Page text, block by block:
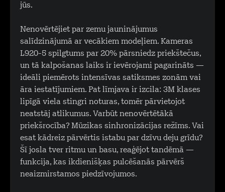
jūs.
Nenovērtējiet par zemu jauninājumus
salīdzinājumā ar vecākiem modeļiem. Kameras
L920-5 spilgtums par 20% pārsniedz priekštečus,
un tā kalpošanas laiks ir ievērojami pagarināts —
ideāli piemērots intensīvas satiksmes zonām vai
āra iestatījumiem. Pat līmjava ir izcila: 3M klases
lipīgā viela stingri noturas, tomēr pārvietojot
neatstāj atlikumus. Varbūt nenovērtētākā
priekšrocība? Mūzikas sinhronizācijas režīms. Vai
esat kādreiz pārvērtis istabu par dzīvu deju grīdu?
Šī josla tver ritmu un basu, reaģējot tandēmā —
funkcija, kas ikdienišķas pulcēšanās pārvērš
neaizmirstamos piedzīvojumos.